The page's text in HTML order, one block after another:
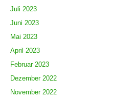
Juli 2023
Juni 2023
Mai 2023
April 2023
Februar 2023
Dezember 2022
November 2022